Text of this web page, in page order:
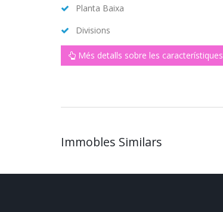
Planta Baixa
Divisions
Més detalls sobre les característiques
Immobles Similars